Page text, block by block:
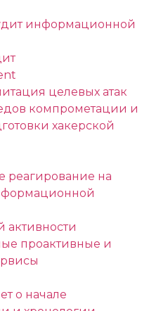
информационной
целевых атак
компрометации и
хакерской
реагирование на
активности
проактивные и
о начале